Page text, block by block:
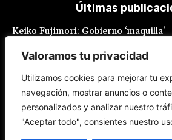
Valoramos tu privacidad
Utilizamos cookies para mejorar tu
navegación, mostrar anuncios o
personalizados y analizar nuestro
"Aceptar todo", consientes nuestro
Últimas
Keiko Fujimori: Gobierno ‘maquilla’
fragmentado y feriados
Keiko Fujimori es la que buscó al
de México para el restablecimiento
relaciones, reveló Claudia Sheinbaum